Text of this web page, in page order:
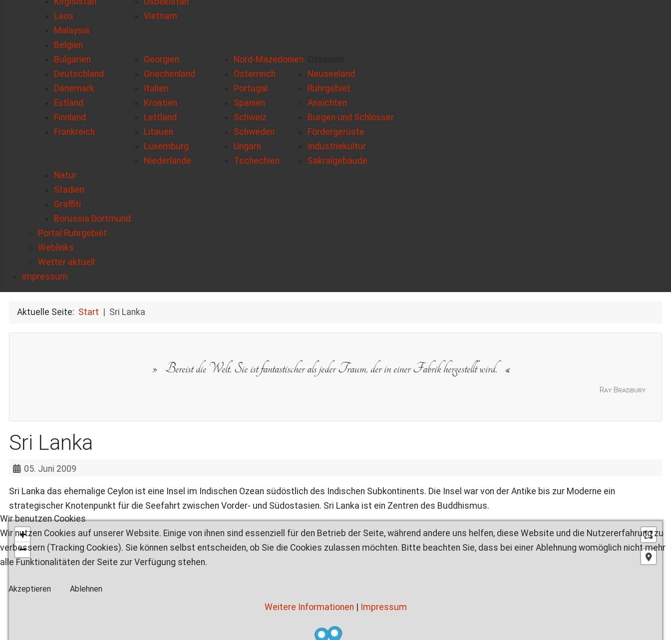
Laos
Malaysia
Vietnam
Belgien
Bulgarien
Deutschland
Dänemark
Estland
Finnland
Frankreich
Georgien
Griechenland
Italien
Kroatien
Lettland
Litauen
Luxemburg
Niederlande
Nord-Mazedonien
Österreich
Portugal
Spanien
Schweiz
Schweden
Ungarn
Tschechien
Neuseeland
Ruhrgebiet
Ansichten
Burgen und Schlösser
Fördergerüste
Industriekultur
Sakralgebäude
Natur
Stadien
Graffiti
Borussia Dortmund
Portal:Ruhrgebiet
Weblinks
Wetter aktuell
impressum
Aktuelle Seite: Start Sri Lanka
Ray Bradbury
Bereist die Welt. Sie ist fantastischer als jeder Traum, der in einer Fabrik hergestellt wird.
Sri Lanka
05. Juni 2009
Sri Lanka das ehemalige Ceylon ist eine Insel im Indischen Ozean südöstlich des Indischen Subkontinents. Die Insel war von der Antike bis zur Moderne ein
strategischer Knotenpunkt für die Seefahrt zwischen Vorder- und Südostasien. Sri Lanka ist ein Zentren des Buddhismus.
+
−
Wir benutzen Cookies
Wir nutzen Cookies auf unserer Website. Einige von ihnen sind essenziell für den Betrieb der Seite, während andere uns helfen, diese Website und die Nutzererfahrung zu
verbessern (Tracking Cookies). Sie können selbst entscheiden, ob Sie die Cookies zulassen möchten. Bitte beachten Sie, dass bei einer Ablehnung womöglich nicht mehr
alle Funktionalitäten der Seite zur Verfügung stehen.
Akzeptieren Ablehnen
Weitere Informationen Impressum